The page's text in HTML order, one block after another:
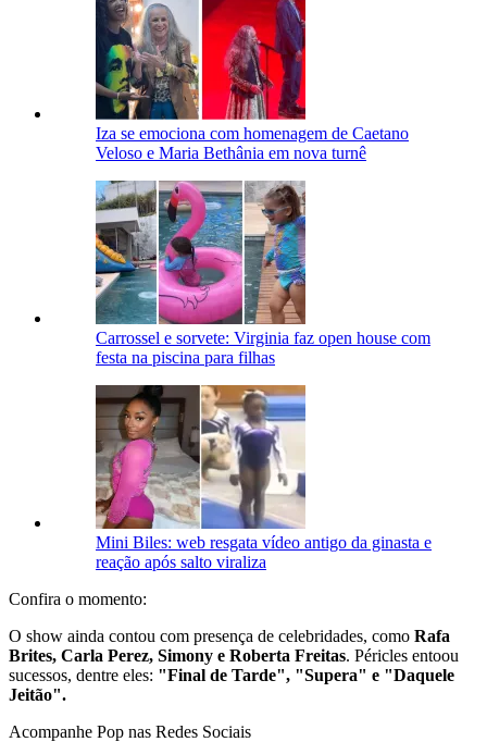
Iza se emociona com homenagem de Caetano
Veloso e Maria Bethânia em nova turnê
Carrossel e sorvete: Virginia faz open house com
festa na piscina para filhas
Mini Biles: web resgata vídeo antigo da ginasta e
reação após salto viraliza
Confira o momento:
O show ainda contou com presença de celebridades, como Rafa
Brites, Carla Perez, Simony e Roberta Freitas. Péricles entoou
sucessos, dentre eles: "Final de Tarde", "Supera" e "Daquele
Jeitão".
Acompanhe Pop nas Redes Sociais